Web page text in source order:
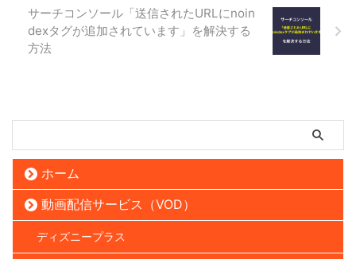
サーチコンソール「送信されたURLにnoin
dexタグが追加されています」を解決する
方法
ホーム
動画配信サービス（VOD）
ディズニープラス